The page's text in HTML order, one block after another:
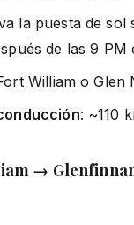
la puesta de sol
de las 9 PM
William o Glen
: ~110
→